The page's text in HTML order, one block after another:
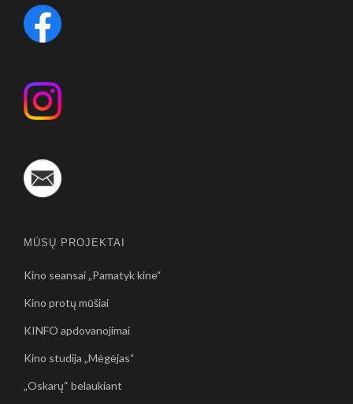
MŪSŲ PROJEKTAI
Kino seansai „Pamatyk kine“
Kino protų mūšiai
KINFO apdovanojimai
Kino studija „Mėgėjas“
„Oskarų“ belaukiant